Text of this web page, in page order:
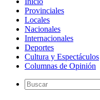
Provinciales
Locales
Nacionales
Internacionales
Deportes
Cultura y Espectáculos
Columnas de Opinión